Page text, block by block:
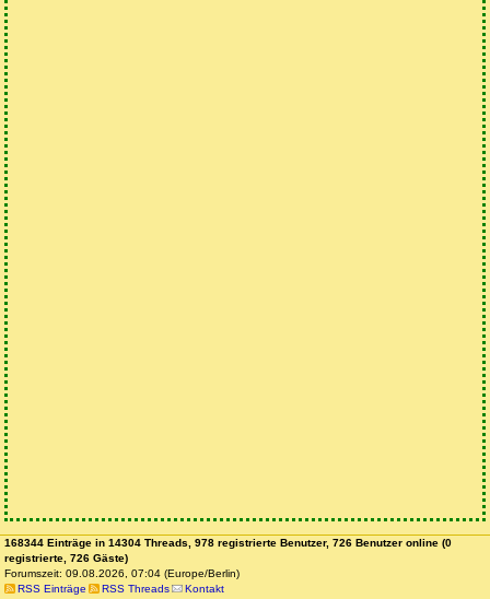
168344 Einträge in 14304 Threads, 978 registrierte Benutzer, 726 Benutzer online (0
registrierte, 726 Gäste)
Forumszeit: 09.08.2026, 07:04 (Europe/Berlin)
RSS Einträge
RSS Threads Kontakt